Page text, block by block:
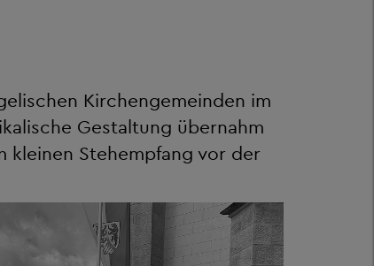
Kirchengemeinden im
Gestaltung übernahm
kleinen Stehempfang vor der